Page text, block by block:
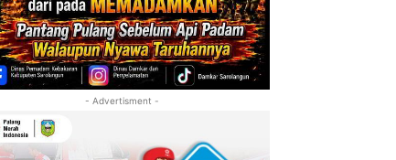
- Advertisment -